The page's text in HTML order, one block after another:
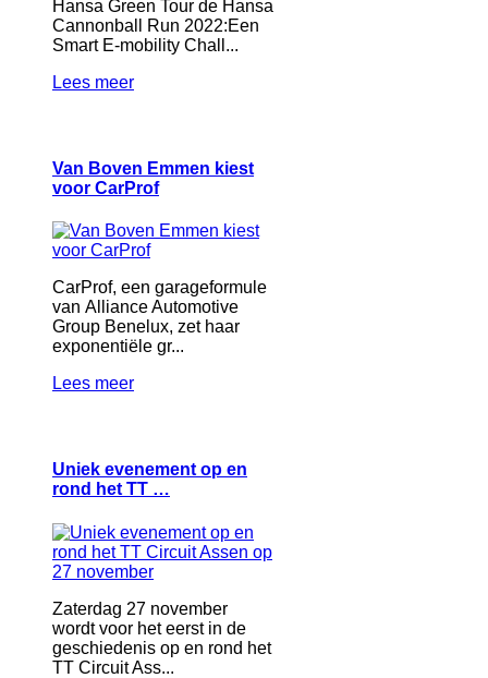
Hansa Green Tour de Hansa
Cannonball Run 2022:Een
Smart E-mobility Chall...
Lees meer
Van Boven Emmen kiest
voor CarProf
CarProf, een garageformule
van Alliance Automotive
Group Benelux, zet haar
exponentiële gr...
Lees meer
Uniek evenement op en
rond het TT …
Zaterdag 27 november
wordt voor het eerst in de
geschiedenis op en rond het
TT Circuit Ass...